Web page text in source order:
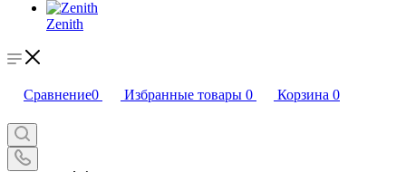
Zenith
Сравнение0 Избранные товары 0 Корзина 0